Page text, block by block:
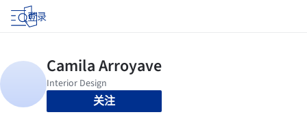
登录
关注